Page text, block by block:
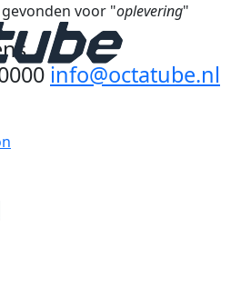
voor "oplevering"
info@octatube.nl